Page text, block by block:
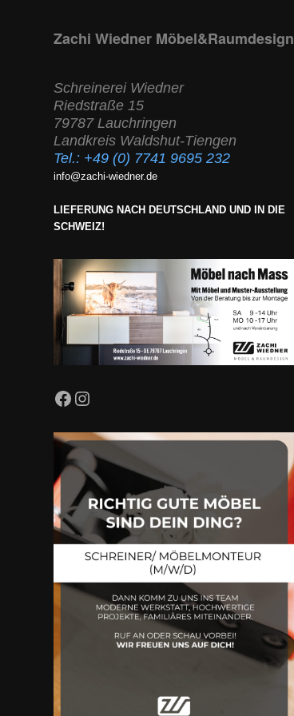
Zachi Wiedner Möbel&Raumdesign
Schreinerei Wiedner
Riedstraße 15
79787 Lauchringen
Landkreis Waldshut-Tiengen
Tel.: +49 (0) 7741 9695 232
info@zachi-wiedner.de
LIEFERUNG NACH DEUTSCHLAND UND IN DIE
SCHWEIZ!
Facebook
Instagram